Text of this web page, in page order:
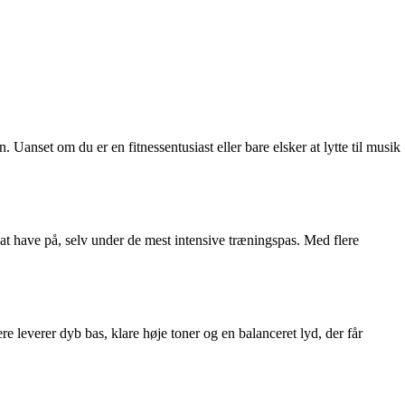
om du er en fitnessentusiast eller bare elsker at lytte til musik
have på, selv under de mest intensive træningspas. Med flere
leverer dyb bas, klare høje toner og en balanceret lyd, der får